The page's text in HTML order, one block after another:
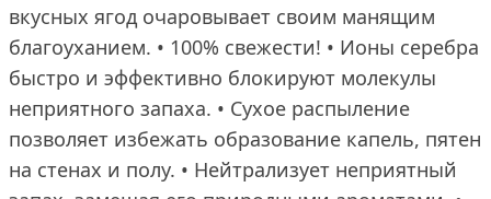
вкусных ягод очаровывает своим манящим
благоуханием. • 100% свежести! • Ионы серебра
быстро и эффективно блокируют молекулы
неприятного запаха. • Сухое распыление
позволяет избежать образование капель, пятен
на стенах и полу. • Нейтрализует неприятный